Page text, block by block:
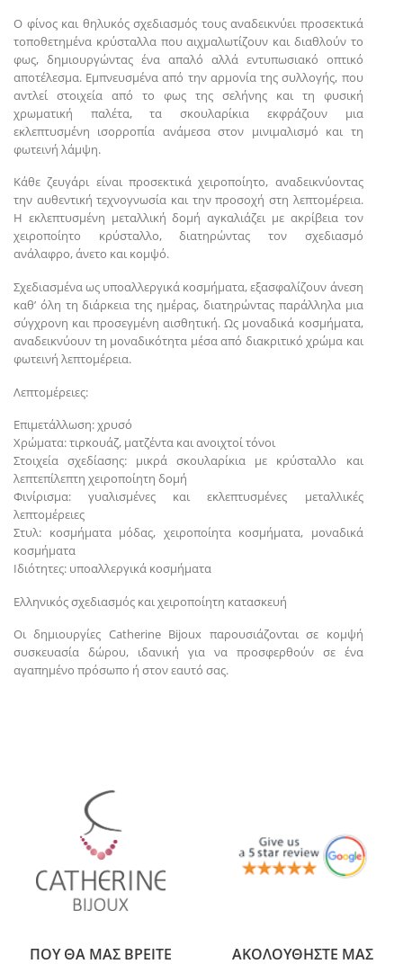
Ο φίνος και θηλυκός σχεδιασμός τους αναδεικνύει προσεκτικά
τοποθετημένα κρύσταλλα που αιχμαλωτίζουν και διαθλούν το
φως, δημιουργώντας ένα απαλό αλλά εντυπωσιακό οπτικό
αποτέλεσμα. Εμπνευσμένα από την αρμονία της συλλογής, που
αντλεί στοιχεία από το φως της σελήνης και τη φυσική
χρωματική παλέτα, τα σκουλαρίκια εκφράζουν μια
εκλεπτυσμένη ισορροπία ανάμεσα στον μινιμαλισμό και τη
φωτεινή λάμψη.
Κάθε ζευγάρι είναι προσεκτικά χειροποίητο, αναδεικνύοντας
την αυθεντική τεχνογνωσία και την προσοχή στη λεπτομέρεια.
Η εκλεπτυσμένη μεταλλική δομή αγκαλιάζει με ακρίβεια τον
χειροποίητο κρύσταλλο, διατηρώντας τον σχεδιασμό
ανάλαφρο, άνετο και κομψό.
Σχεδιασμένα ως υποαλλεργικά κοσμήματα, εξασφαλίζουν άνεση
καθ’ όλη τη διάρκεια της ημέρας, διατηρώντας παράλληλα μια
σύγχρονη και προσεγμένη αισθητική. Ως μοναδικά κοσμήματα,
αναδεικνύουν τη μοναδικότητα μέσα από διακριτικό χρώμα και
φωτεινή λεπτομέρεια.
Λεπτομέρειες:
Επιμετάλλωση: χρυσό
Χρώματα: τιρκουάζ, ματζέντα και ανοιχτοί τόνοι
Στοιχεία σχεδίασης: μικρά σκουλαρίκια με κρύσταλλο και
λεπτεπίλεπτη χειροποίητη δομή
Φινίρισμα: γυαλισμένες και εκλεπτυσμένες μεταλλικές
λεπτομέρειες
Στυλ: κοσμήματα μόδας, χειροποίητα κοσμήματα, μοναδικά
κοσμήματα
Ιδιότητες: υποαλλεργικά κοσμήματα
Ελληνικός σχεδιασμός και χειροποίητη κατασκευή
Οι δημιουργίες Catherine Bijoux παρουσιάζονται σε κομψή
συσκευασία δώρου, ιδανική για να προσφερθούν σε ένα
αγαπημένο πρόσωπο ή στον εαυτό σας.
ΠΟΥ ΘΑ ΜΑΣ ΒΡΕΙΤΕ ΑΚΟΛΟΥΘΗΣΤΕ ΜΑΣ